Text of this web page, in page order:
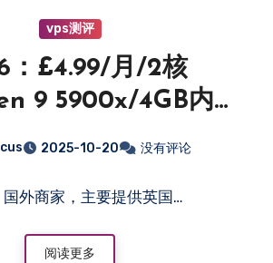
vps测评
：£4.99/月/2核
9 5900x/4GB内
NVMe空间/不限
端口/KVM/英国-
主机百科
2025-10-20 没有评论
国外商家，主要提供英国…
阅读更多